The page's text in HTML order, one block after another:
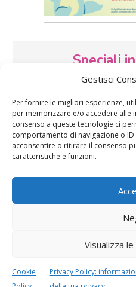
Gestisci
Per fornire le migliori esperienze,
per memorizzare e/o accedere alle
consenso a queste tecnologie ci
comportamento di navigazione o
acconsentire o ritirare il consenso
caratteristiche e funzioni.
Visualizza
Cookie
Privacy Policy:
Speciali
Vaccini
lavoretti, biglietti
d’auguri, filastrocche